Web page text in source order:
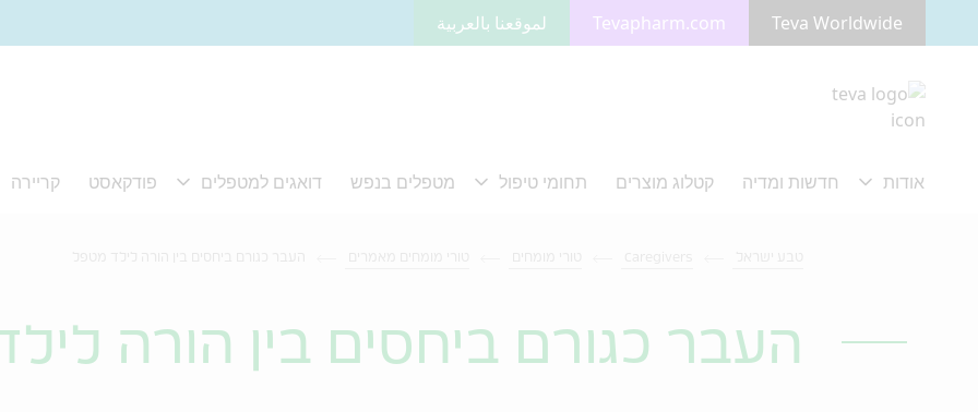
מעבר לתוכן המרכזי
Teva Worldwide
Tevapharm.com لموقعنا بالعربية
העבר כגורם ביחסים בין הורה